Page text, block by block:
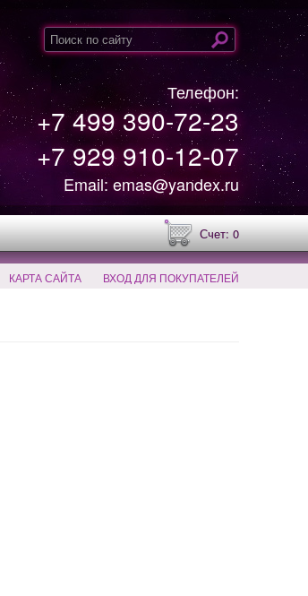
Телефон:
+7 499 390-72-23
+7 929 910-12-07
Email: emas@yandex.ru
Счет: 0
КАРТА САЙТА ВХОД ДЛЯ ПОКУПАТЕЛЕЙ